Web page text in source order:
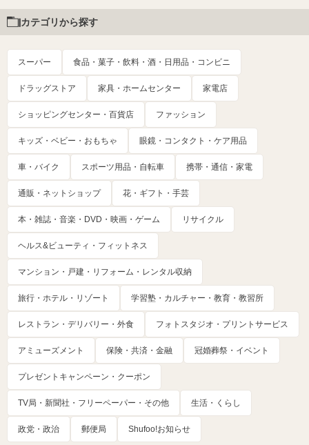
カテゴリから探す
スーパー 食品・菓子・飲料・酒・日用品・コンビニ
ドラッグストア 家具・ホームセンター 家電店
ショッピングセンター・百貨店 ファッション
キッズ・ベビー・おもちゃ 眼鏡・コンタクト・ケア用品
車・バイク スポーツ用品・自転車 携帯・通信・家電
通販・ネットショップ 花・ギフト・手芸
本・雑誌・音楽・DVD・映画・ゲーム リサイクル
ヘルス&ビューティ・フィットネス
マンション・戸建・リフォーム・レンタル収納
旅行・ホテル・リゾート 学習塾・カルチャー・教育・教習所
レストラン・デリバリー・外食 フォトスタジオ・プリントサービス
アミューズメント 保険・共済・金融 冠婚葬祭・イベント
プレゼントキャンペーン・クーポン
TV局・新聞社・フリーペーパー・その他 生活・くらし
政党・政治 郵便局 Shufoo!お知らせ